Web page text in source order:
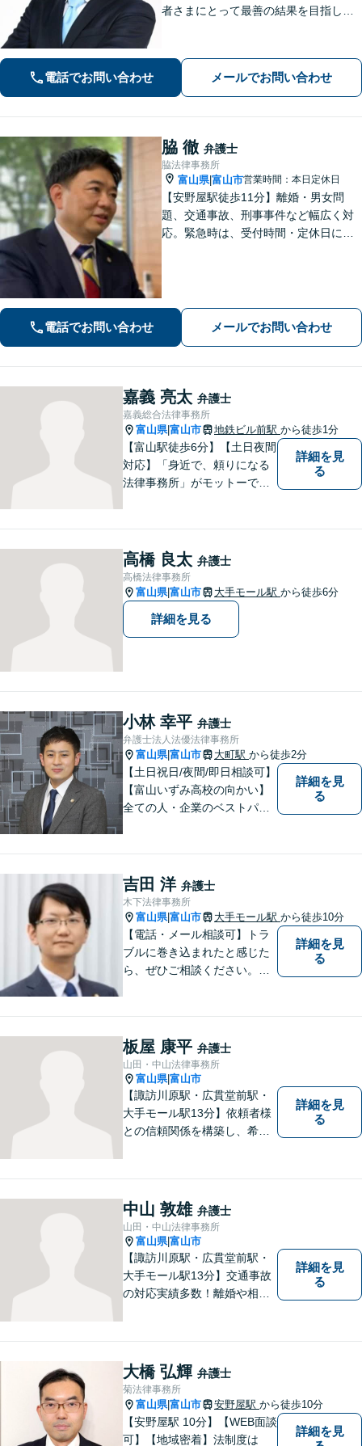
者さまにとって最善の結果を目指しま
電話でお問い合わせ メールでお問い合わせ
脇 徹 弁護士
脇法律事務所
富山県|富山市営業時間：本日定休日
【安野屋駅徒歩11分】離婚・男女問
題、交通事故、刑事事件など幅広く対
応。緊急時は、受付時間・定休日に関
電話でお問い合わせ メールでお問い合わせ
嘉義 亮太 弁護士
嘉義総合法律事務所
富山県|富山市 地鉄ビル前駅 から徒歩1分
【富山駅徒歩6分】【土日夜間
対応】「身近で、頼りになる
法律事務所」がモットーで
す。お悩みになる前に、ご相
談ください。【24Hメール受
付】
詳細を見
る
高橋 良太 弁護士
高橋法律事務所
富山県|富山市 大手モール駅 から徒歩6分
詳細を見る
小林 幸平 弁護士
弁護士法人法優法律事務所
富山県|富山市 大町駅 から徒歩2分
【土日祝日/夜間/即日相談可】
【富山いずみ高校の向かい】
全ての人・企業のベストパー
詳細を見
る
吉田 洋 弁護士
木下法律事務所
富山県|富山市 大手モール駅 から徒歩10分
【電話・メール相談可】トラ
ブルに巻き込まれたと感じた
ら、ぜひご相談ください。離
を解決するため、迅速かつ丁
寧にサポートいたします。
【夜間対応可能】
詳細を見
る
板屋 康平 弁護士
山田・中山法律事務所
富山県|富山市
【諏訪川原駅・広貫堂前駅・
大手モール駅13分】依頼者様
との信頼関係を構築し、希望
したことでも、ぜひお気軽に
ご相談ください。平日夜間相
談OK！【複数弁護士在籍】
詳細を見
る
中山 敦雄 弁護士
山田・中山法律事務所
富山県|富山市
【諏訪川原駅・広貫堂前駅・
大手モール駅13分】交通事故
の対応実績多数！離婚や相続
抱える前に、私と一緒に最善
策がないか考えてみません
か？【複数弁護士在籍】
詳細を見
る
大橋 弘輝 弁護士
菊法律事務所
富山県|富山市 安野屋駅 から徒歩10分
【安野屋駅 10分】【WEB面談
可】【地域密着】法制度は
詳細を見